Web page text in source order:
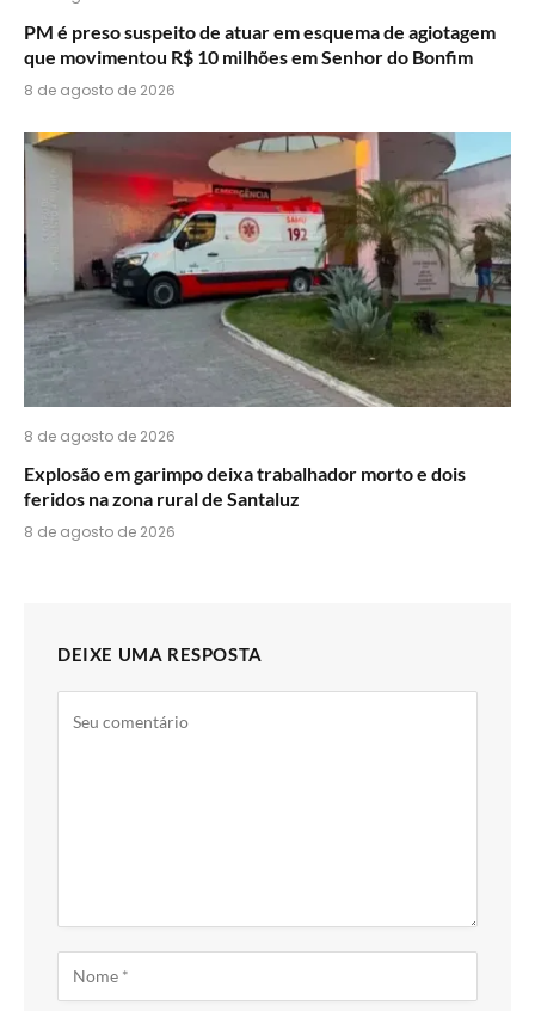
PM é preso suspeito de atuar em esquema de agiotagem
que movimentou R$ 10 milhões em Senhor do Bonfim
8 de agosto de 2026
8 de agosto de 2026
Explosão em garimpo deixa trabalhador morto e dois
feridos na zona rural de Santaluz
8 de agosto de 2026
DEIXE UMA RESPOSTA